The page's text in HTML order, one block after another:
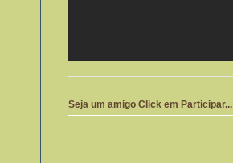
Seja um amigo Click em Participar...